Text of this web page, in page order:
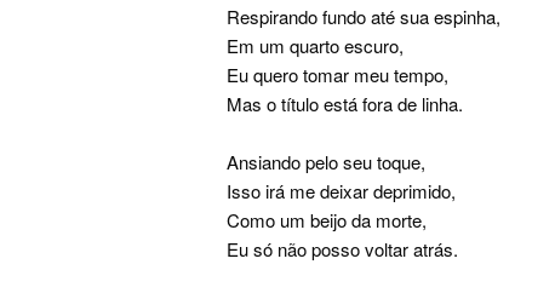
Respirando fundo até sua espinha,
Em um quarto escuro,
Eu quero tomar meu tempo,
Mas o título está fora de linha.
Ansiando pelo seu toque,
Isso irá me deixar deprimido,
Como um beijo da morte,
Eu só não posso voltar atrás.